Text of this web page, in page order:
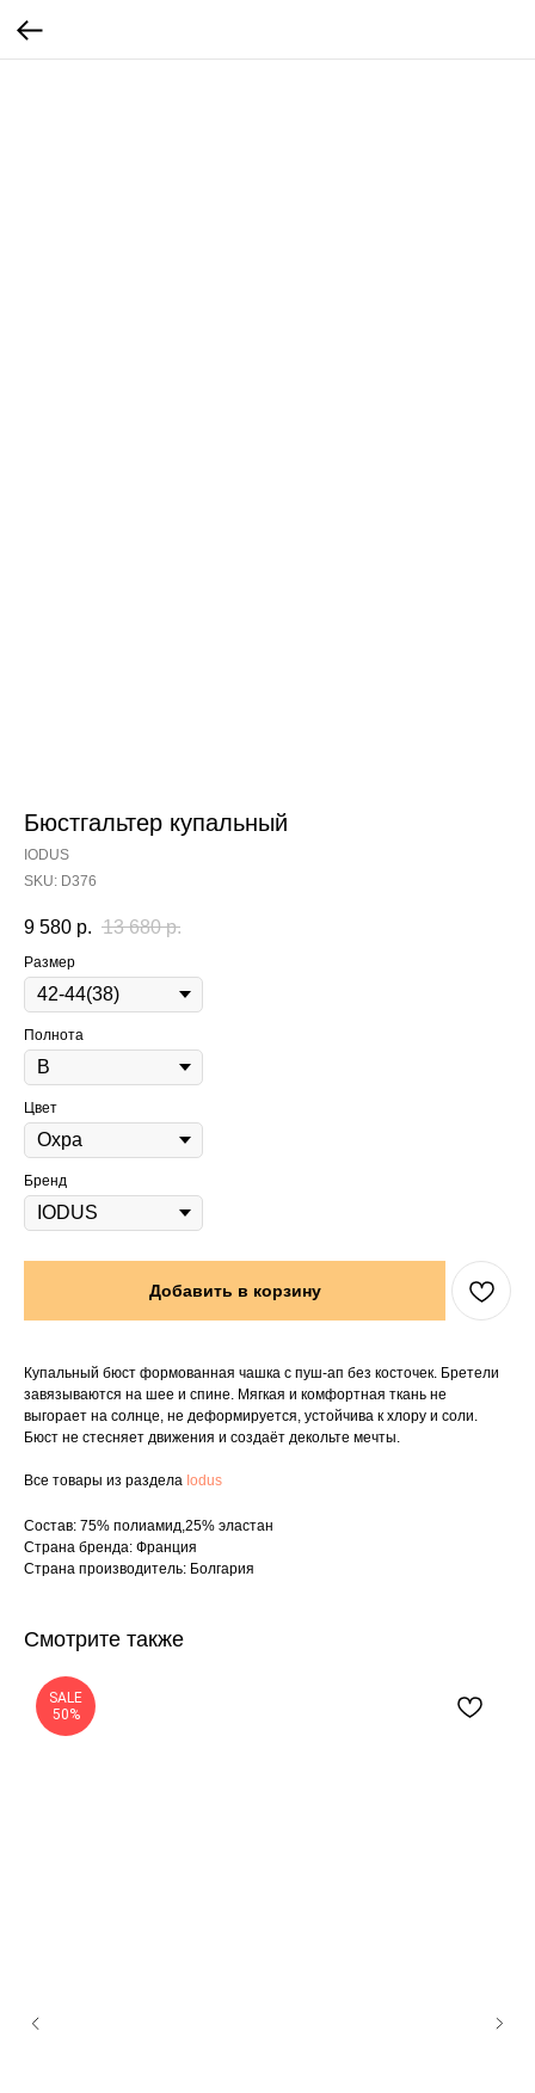
Бюстгальтер купальный
IODUS
SKU: D376
9 580 р. 13 680 р.
Размер
Полнота
Цвет
Бренд
Добавить в корзину
Купальный бюст формованная чашка с пуш-ап без косточек. Бретели
завязываются на шее и спине. Мягкая и комфортная ткань не
выгорает на солнце, не деформируется, устойчива к хлору и соли.
Бюст не стесняет движения и создаёт декольте мечты.
Все товары из раздела Iodus
Состав: 75% полиамид,25% эластан
Страна бренда: Франция
Страна производитель: Болгария
Смотрите также
SALE
50%